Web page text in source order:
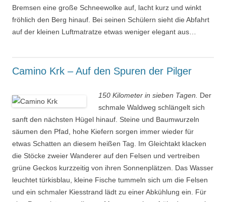
Bremsen eine große Schneewolke auf, lacht kurz und winkt
fröhlich den Berg hinauf. Bei seinen Schülern sieht die Abfahrt
auf der kleinen Luftmatratze etwas weniger elegant aus…
Camino Krk – Auf den Spuren der Pilger
150 Kilometer in sieben Tagen. Der
schmale Waldweg schlängelt sich
sanft den nächsten Hügel hinauf. Steine und Baumwurzeln
säumen den Pfad, hohe Kiefern sorgen immer wieder für
etwas Schatten an diesem heißen Tag. Im Gleichtakt klacken
die Stöcke zweier Wanderer auf den Felsen und vertreiben
grüne Geckos kurzzeitig von ihren Sonnenplätzen. Das Wasser
leuchtet türkisblau, kleine Fische tummeln sich um die Felsen
und ein schmaler Kiesstrand lädt zu einer Abkühlung ein. Für